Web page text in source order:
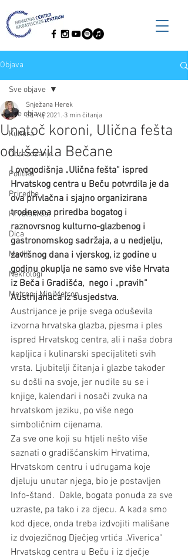
Objava
Sve objave
Kultura
Obrazovanje
Politika
Priredbe
Hrvatski bal
Dica
Mediji
Nekrologi
Metron i MiniMetron
Sve objave
Unatoč koroni, Ulična fešta
oduševila Bečane
Snježana Herek
30. ruj 2021. 3 min čitanja
I ovogodišnja „Ulična fešta“ ispred
Hrvatskog centra u Beču potvrdila je da
ova privlačna i sjajno organizirana
trodnevna priredba bogatog i
raznovrsnog kulturno-glazbenog i
gastronomskog sadržaja, a u nedjelju,
završnog dana i vjerskog, iz godine u
godinu okuplja ne samo sve više Hrvata
iz Beča i Gradišća,  nego i „pravih“
Austrijanaca iz susjedstva.
Austrijance je prije svega oduševila
izvorna hrvatska glazba, pjesma i ples
ispred Hrvatskog centra, ali i naša dobra
kapljica i kulinarski specijaliteti svih
vrsta. Ljubitelji čitanja i glazbe također
su došli na svoje, jer nudile su se i
knjige, kalendari i nosači zvuka na
hrvatskom jeziku, po više nego
simboličnim cijenama.
Za sve one koji su htjeli nešto više
saznati o gradišćanskim Hrvatima,
Hrvatskom centru i udrugama koje
djeluju unutar njega, bio je postavljen
Info-štand.  Dakle, bogata ponuda za sve
uzraste, pa tako i za djecu. A kada smo
kod djece, onda treba izdvojiti mališane
iz dvojezičnog Dječjeg vrtića „Viverica“
Hrvatskog centra u Beču i iz dječje